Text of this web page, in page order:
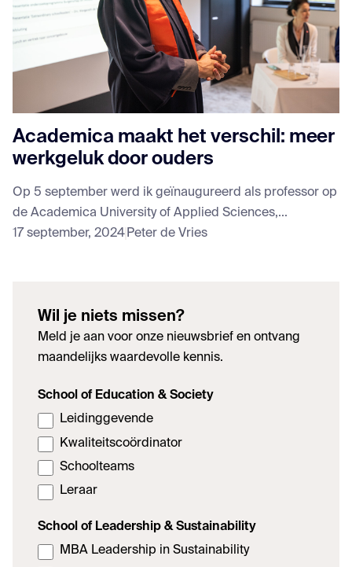
Academica maakt het verschil: meer
werkgeluk door ouders
Op 5 september werd ik geïnaugureerd als professor op
de Academica University of Applied Sciences,...
17 september, 2024 Peter de Vries
Wil je niets missen?
Meld je aan voor onze nieuwsbrief en ontvang
maandelijks waardevolle kennis.
School of Education & Society
Leidinggevende
Kwaliteitscoördinator
Schoolteams
Leraar
School of Leadership & Sustainability
MBA Leadership in Sustainability